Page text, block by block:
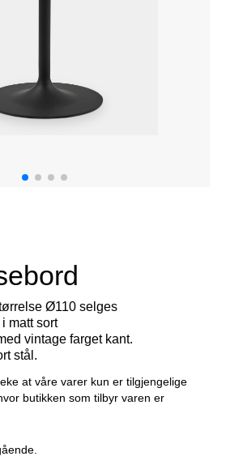
Ø110 selges
matt sort
vintage farget kant.
stål.
at våre varer kun er tilgjengelige
butikken som tilbyr varen er